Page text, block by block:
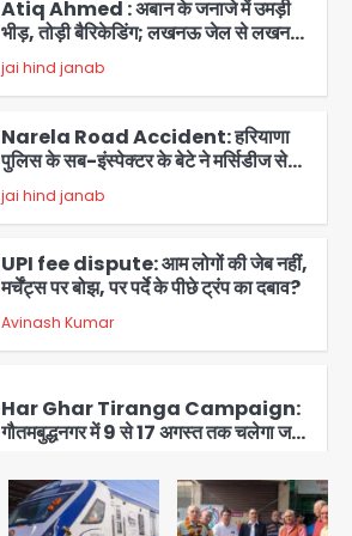
Atiq Ahmed : अबान के जनाजे में उमड़ी
भीड़, तोड़ी बैरिकेडिंग; लखनऊ जेल से लखनऊ
पहुंचा उमर
jai hind janab
Narela Road Accident: हरियाणा
पुलिस के सब-इंस्पेक्टर के बेटे ने मर्सिडीज से
मारी टक्कर, 70 वर्षीय राहगीर महिला की मौत
jai hind janab
UPI fee dispute: आम लोगों की जेब नहीं,
मर्चेंट्स पर बोझ, पर पर्दे के पीछे ट्रंप का दबाव?
Avinash Kumar
Har Ghar Tiranga Campaign:
गौतमबुद्धनगर में 9 से 17 अगस्त तक चलेगा जन-
बैठक